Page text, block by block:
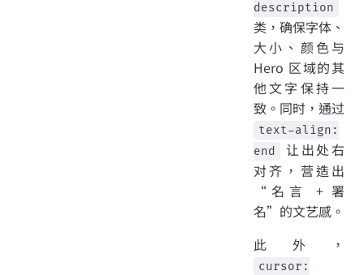
description
类，确保字体、
大小、颜色与
Hero 区域的其
他文字保持一
致。同时，通过
text-align:
end
让出处右
对齐，营造出
“名言 + 署
名”的文艺感。
此外，
cursor: